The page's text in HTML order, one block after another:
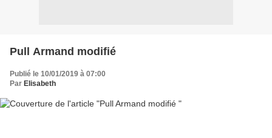
Pull Armand modifié
Publié le 10/01/2019 à 07:00
Par Elisabeth